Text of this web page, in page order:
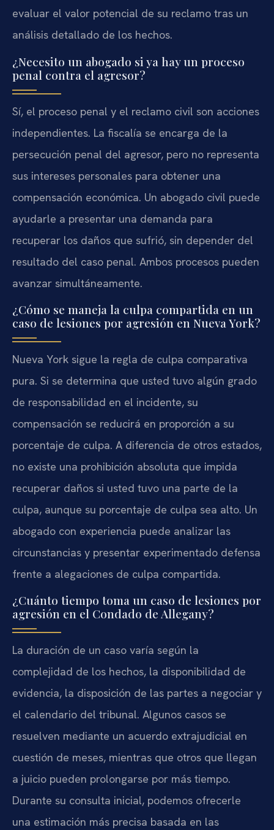
evaluar el valor potencial de su reclamo tras un
análisis detallado de los hechos.
¿Necesito un abogado si ya hay un proceso
penal contra el agresor?
Sí, el proceso penal y el reclamo civil son acciones
independientes. La fiscalía se encarga de la
persecución penal del agresor, pero no representa
sus intereses personales para obtener una
compensación económica. Un abogado civil puede
ayudarle a presentar una demanda para
recuperar los daños que sufrió, sin depender del
resultado del caso penal. Ambos procesos pueden
avanzar simultáneamente.
¿Cómo se maneja la culpa compartida en un
caso de lesiones por agresión en Nueva York?
Nueva York sigue la regla de culpa comparativa
pura. Si se determina que usted tuvo algún grado
de responsabilidad en el incidente, su
compensación se reducirá en proporción a su
porcentaje de culpa. A diferencia de otros estados,
no existe una prohibición absoluta que impida
recuperar daños si usted tuvo una parte de la
culpa, aunque su porcentaje de culpa sea alto. Un
abogado con experiencia puede analizar las
circunstancias y presentar experimentado defensa
frente a alegaciones de culpa compartida.
¿Cuánto tiempo toma un caso de lesiones por
agresión en el Condado de Allegany?
La duración de un caso varía según la
complejidad de los hechos, la disponibilidad de
evidencia, la disposición de las partes a negociar y
el calendario del tribunal. Algunos casos se
resuelven mediante un acuerdo extrajudicial en
cuestión de meses, mientras que otros que llegan
a juicio pueden prolongarse por más tiempo.
Durante su consulta inicial, podemos ofrecerle
una estimación más precisa basada en las